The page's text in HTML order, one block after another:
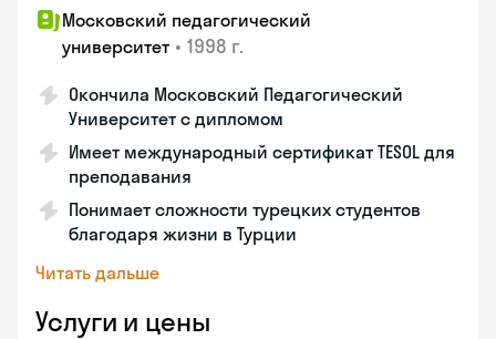
Московский педагогический
университет • 1998 г.
Окончила Московский Педагогический
Университет с дипломом
Имеет международный сертификат TESOL для
преподавания
Понимает сложности турецких студентов
благодаря жизни в Турции
Читать дальше
Услуги и цены